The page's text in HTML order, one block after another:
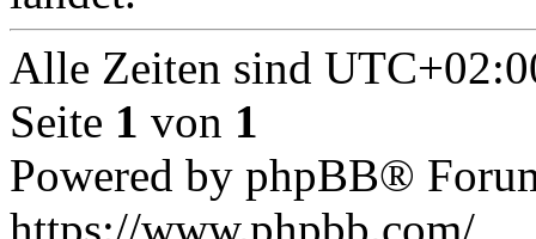
Alle Zeiten sind
Seite 1 von 1
Powered by phpBB®